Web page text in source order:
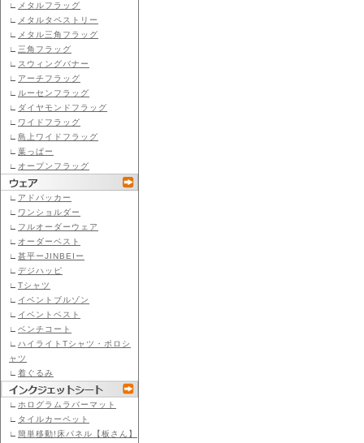
∟
メタルフラッグ
∟
メタルタペストリー
∟
メタル三角フラッグ
∟ 三角フラッグ
∟ スウィングバナー
∟ アーチフラッグ
∟ ルーセンフラッグ
∟ ダイヤモンドフラッグ
∟ ワイドフラッグ
∟ 島上ワイドフラッグ
∟ 葉っぱー
∟ オープンフラッグ
∟ アドパッカー
∟ ワンショルダー
∟ フルオーダーウェア
∟ オーダーベスト
∟ 甚平ーJINBEIー
∟ デジハッピ
∟ Tシャツ
∟ イベントブルゾン
∟ イベントベスト
∟ ベンチコート
∟ ハイライトTシャツ・ポロシ
ャツ
∟ 着ぐるみ
∟ ホログラムラバーマット
∟ タイルカーペット
∟ 簡単移動!床パネル【板さん】